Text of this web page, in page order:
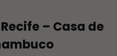
– Casa de